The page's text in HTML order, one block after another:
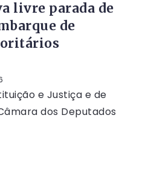
livre parada de
de
e Justiça e de
dos Deputados